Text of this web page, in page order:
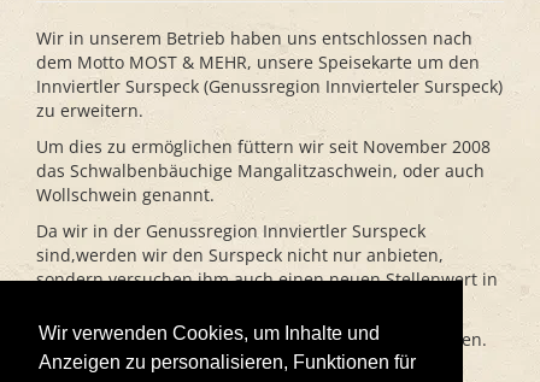
Wir verwenden Cookies, um Inhalte und
Anzeigen zu personalisieren, Funktionen für
Wir in unserem Betrieb haben uns entschlossen nach
dem Motto MOST & MEHR, unsere Speisekarte um den
Innviertler Surspeck (Genussregion Innvierteler Surspeck)
zu erweitern.
Um dies zu ermöglichen füttern wir seit November 2008
das Schwalbenbäuchige Mangalitzaschwein, oder auch
Wollschwein genannt.
Da wir in der Genussregion Innviertler Surspeck
sind,werden wir den Surspeck nicht nur anbieten,
sondern versuchen ihm auch einen neuen Stellenwert in
Natürlich darf dazu das richtige Glas Most nicht fehlen.
Als Mostsommelier biete ich hierfür die Besten